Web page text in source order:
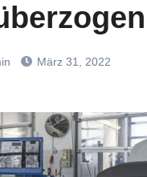
März 31, 2022